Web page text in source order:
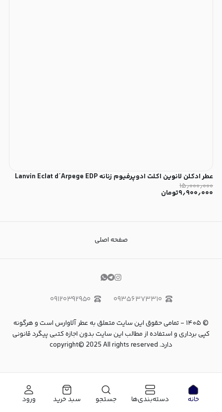
خانه دسته‌بندی‌ها جستجو سبد خرید ورود
عطر ادکلن لانوین اکلت ادوپرفیوم زنانه Lanvin Eclat d´Arpege EDP
۱۵٫۰۰۰٫۰۰۰
۹٫۹۰۰٫۰۰۰تومان
صفحه اصلی
۰۹۳۵۶۳۷۳۳۱۰ ۰۹۱۲۰۳۹۲۹۵۰
©۱۴۰۵ -تمامی حقوق این سایت متعلق به عطر آلاوارس است و هرگونه
کپی برداری و استفاده از مطالب این سایت بدون اجازه کتبی پیگرد قانونی
دارد. copyright© 2025 All rights reserved